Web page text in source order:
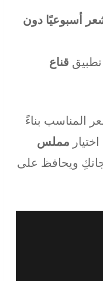
أسبوعيًا دون
قناع
المناسب بناءً
مملس
ويحافظ على